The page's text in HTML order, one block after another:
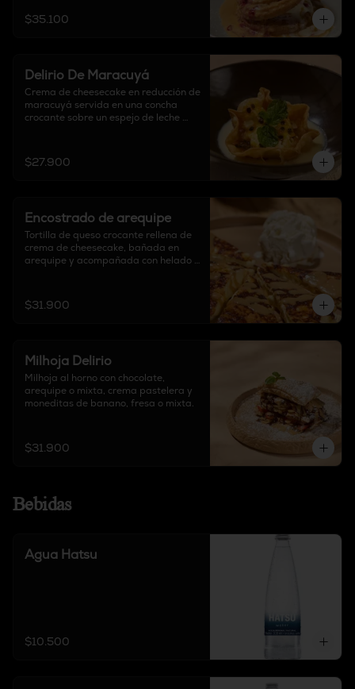
$35.100
Delirio De Maracuyá
Crema de cheesecake en reducción de
maracuyá servida en una concha
crocante sobre un espejo de leche
$27.900
Encostrado de arequipe
Tortilla de queso crocante rellena de
crema de cheesecake, bañada en
arequipe y acompañada con helado
$31.900
Milhoja Delirio
Milhoja al horno con chocolate,
arequipe o mixta, crema pastelera y
moneditas de banano, fresa o mixta.
$31.900
Bebidas
Agua Hatsu
$10.500